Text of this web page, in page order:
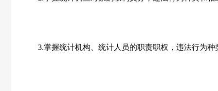
3.掌握统计机构、统计人员的职责职权，违法行为种